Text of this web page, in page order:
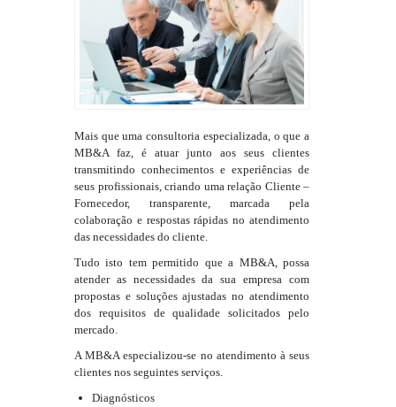
Mais que uma consultoria especializada, o que a
MB&A faz, é atuar junto aos seus clientes
transmitindo conhecimentos e experiências de
seus profissionais, criando uma relação Cliente –
Fornecedor, transparente, marcada pela
colaboração e respostas rápidas no atendimento
das necessidades do cliente.
Tudo isto tem permitido que a MB&A, possa
atender as necessidades da sua empresa com
propostas e soluções ajustadas no atendimento
dos requisitos de qualidade solicitados pelo
mercado.
A MB&A especializou-se no atendimento à seus
clientes nos seguintes serviços.
Diagnósticos